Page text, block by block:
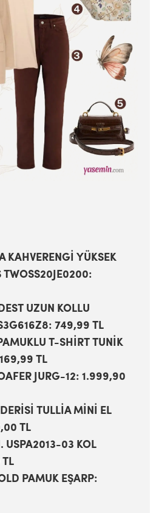
KAHVERENGİ YÜKSEK
TWOSS20JE0200:
UZUN KOLLU
749,99 TL
T-SHİRT TUNİK
TL
JURG-12: 1.999,90
TULLİA MİNİ EL
TL
USPA2013-03 KOL
PAMUK EŞARP: